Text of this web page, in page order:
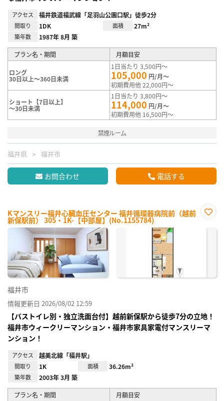
アクセス 福井鉄道福武線「足羽山公園口駅」徒歩2分
間取り 1DK 面積 27m²
築年数 1987年 8月 築
プラン名・期間 月額目安
ロング
30日以上～360日未満
1日当たり 3,500円～
105,000 円/月～
初期費用他 22,000円～
ショート【7日以上】
～30日未満
1日当たり 3,800円～
114,000 円/月～
初期費用他 16,500円～
禁煙ルーム
福井県 福井市
お問合わせ 電話する
Kマンスリー福井心臓血圧センター 福井循環器病院前（越前
新保駅前） 305・1K-【中部屋】(No.1155784)
に入
福井市
情報更新日 2026/08/02 12:59
【バストイレ別・独立洗面台付】越前新保駅から徒歩7分の立地！
福井市ウィークリーマンション・福井市家具家電付マンスリーマ
ンション！
アクセス 越美北線「福井駅」
間取り 1K 面積 36.26m²
築年数 2003年 3月 築
プラン名・期間
月額目安